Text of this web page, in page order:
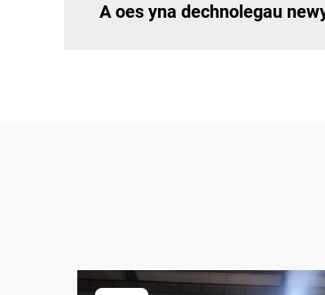
A oes yna dechnolegau